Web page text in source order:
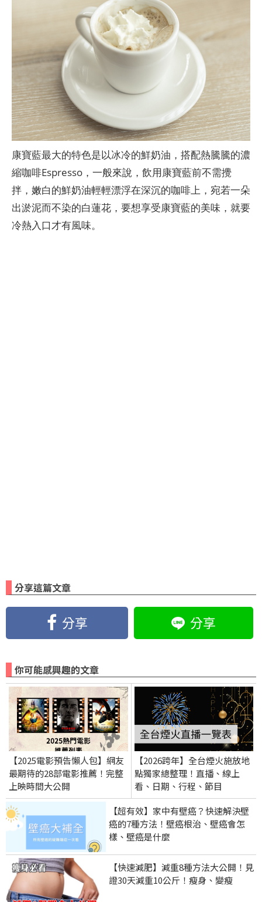
康寶藍最大的特色是以冰冷的鮮奶油，搭配熱騰騰的濃
縮咖啡Espresso，一般來說，飲用康寶藍前不需攪
拌，嫩白的鮮奶油輕輕漂浮在深沉的咖啡上，宛若一朵
出淤泥而不染的白蓮花，要想享受康寶藍的美味，就要
冷熱入口才有風味。
分享這篇文章
分享 分享
你可能感興趣的文章
【2025電影預告懶人包】網友
最期待的28部電影推薦！完整
上映時間大公開
【2026跨年】全台煙火施放地
點獨家總整理！直播、線上
看、日期、行程、節目
【超有效】家中有壁癌？快速解決壁
癌的7種方法！壁癌根治、壁癌會怎
樣、壁癌是什麼
【快速減肥】減重8種方法大公開！見
證30天減重10公斤！瘦身、變瘦